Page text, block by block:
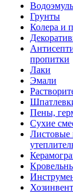
Грунты
Колера и
пропитки
Лаки
Эмали
Пены,
Сухие
Листовые